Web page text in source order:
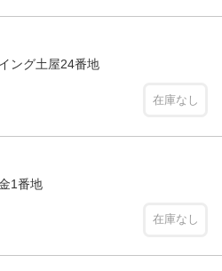
ング土屋24番地
在庫なし
1番地
在庫なし